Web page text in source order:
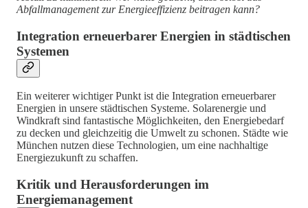
Abfallmanagement zur Energieeffizienz beitragen kann?
Integration erneuerbarer Energien in städtischen
Systemen
Ein weiterer wichtiger Punkt ist die Integration erneuerbarer
Energien in unsere städtischen Systeme. Solarenergie und
Windkraft sind fantastische Möglichkeiten, den Energiebedarf
zu decken und gleichzeitig die Umwelt zu schonen. Städte wie
München nutzen diese Technologien, um eine nachhaltige
Energiezukunft zu schaffen.
Kritik und Herausforderungen im
Energiemanagement